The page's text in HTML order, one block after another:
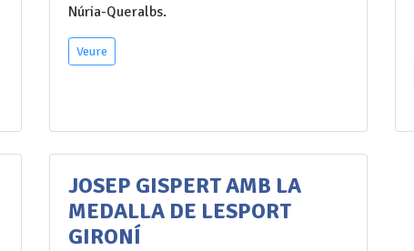
Núria-Queralbs.
Veure
JOSEP GISPERT AMB LA
MEDALLA DE LESPORT
GIRONÍ